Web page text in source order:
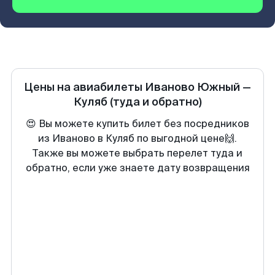
Цены на авиабилеты Иваново Южный —
Куляб (туда и обратно)
😍 Вы можете купить билет без посредников
из Иваново в Куляб по выгодной цене🙌.
Также вы можете выбрать перелет туда и
обратно, если уже знаете дату возвращения